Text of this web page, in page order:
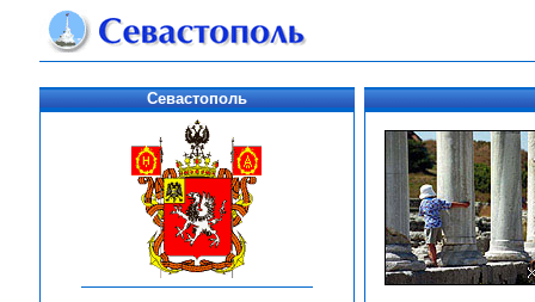
Севастополь